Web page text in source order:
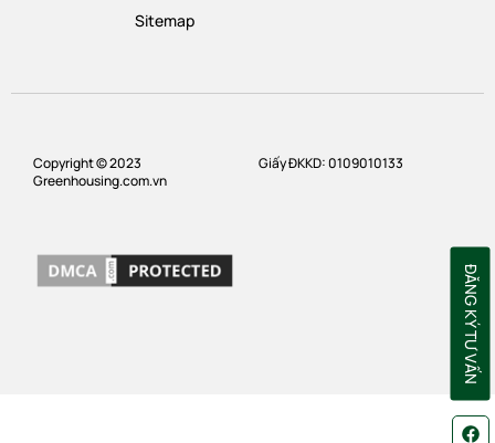
Sitemap
Copyright © 2023
Greenhousing.com.vn
Giấy ĐKKD: 0109010133
ĐĂNG KÝ TƯ VẤN